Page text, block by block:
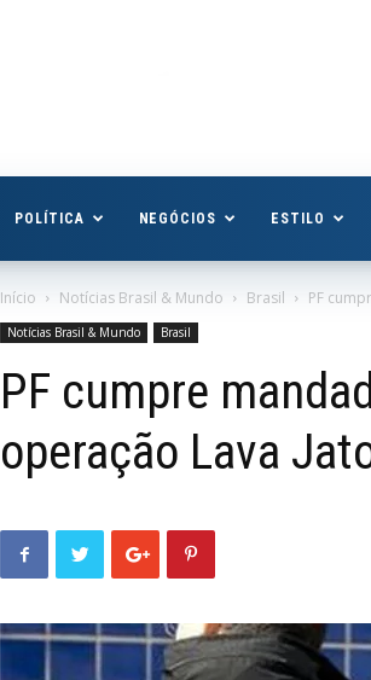
POLÍTICA NEGÓCIOS ESTILO
Início Notícias Brasil & Mundo Brasil PF
Notícias Brasil & Mundo Brasil
PF cumpre
operação Lava